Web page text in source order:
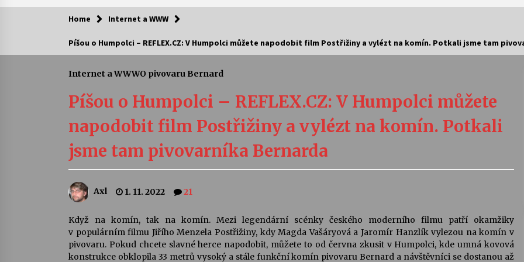
Kam za kulturou?
Camerata a Sukuba Ensemble
Pozvánka na integrační festival
Quijotova šedesátka: 28. 7.–1. 8.
2026
28. 7. 2026
Letní koncerty ve Stromovce:
Kolchoz a Jenakaši
Letní koncerty ve Stromovce: Rufus
22. 7. 2026
Vysočinka
Za kulturou kousek za Humpolec. V
Želivě ožije odkaz Josefa Čapka
13. 7. 2026
Varhanní recitál Michala Novenka v
Klášteře Želiv
3. 7. 2026
Home Internet a WWW
Píšou o Humpolci – REFLEX.CZ: V Humpolci můžete napodobit film Postřižiny a vylézt na komín. Potkali jsme tam
Internet a WWWO pivovaru Bernard
Píšou o Humpolci – REFLEX.CZ: V Humpolci můžete
napodobit film Postřižiny a vylézt na komín. Potkali
jsme tam pivovarníka Bernarda
Axl 1. 11. 2022 21
Když na komín, tak na komín. Mezi legendární scénky českého moderního filmu patří okamžiky
v populárním filmu Jiřího Menzela Postřižiny, kdy Magda Vašáryová a Jaromír Hanzlík vylezou na komín v
pivovaru. Pokud chcete slavné herce napodobit, můžete to od června zkusit v Humpolci, kde umná kovová
konstrukce obklopila 33 metrů vysoký a stále funkční komín pivovaru Bernard a návštěvníci se dostanou až